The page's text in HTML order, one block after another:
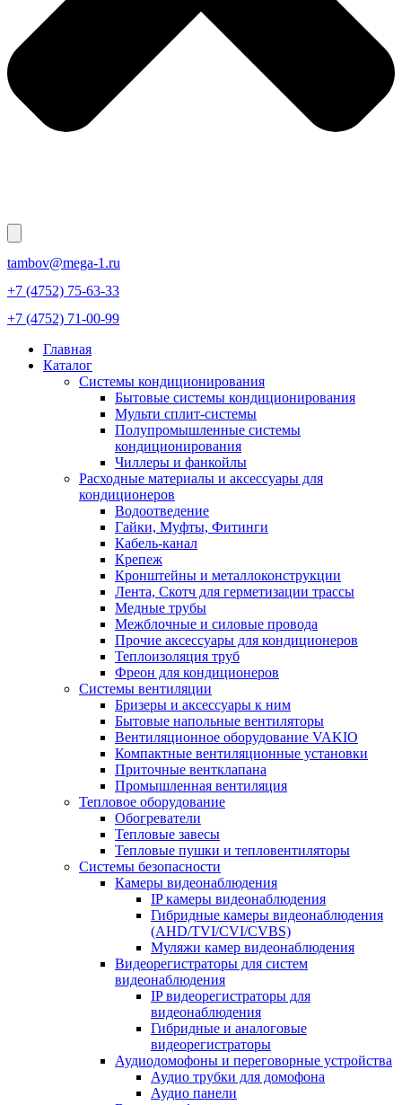
tambov@mega-1.ru
+7 (4752) 75-63-33
+7 (4752) 71-00-99
Главная
Каталог
Системы кондиционирования
Бытовые системы кондиционирования
Мульти сплит-системы
Полупромышленные системы
кондиционирования
Чиллеры и фанкойлы
Расходные материалы и аксессуары для
кондиционеров
Водоотведение
Гайки, Муфты, Фитинги
Кабель-канал
Крепеж
Кронштейны и металлоконструкции
Лента, Скотч для герметизации трассы
Медные трубы
Межблочные и силовые провода
Прочие аксессуары для кондиционеров
Теплоизоляция труб
Фреон для кондиционеров
Системы вентиляции
Бризеры и аксессуары к ним
Бытовые напольные вентиляторы
Вентиляционное оборудование VAKIO
Компактные вентиляционные установки
Приточные вентклапана
Промышленная вентиляция
Тепловое оборудование
Обогреватели
Тепловые завесы
Тепловые пушки и тепловентиляторы
Системы безопасности
Камеры видеонаблюдения
IP камеры видеонаблюдения
Гибридные камеры видеонаблюдения
(AHD/TVI/CVI/CVBS)
Муляжи камер видеонаблюдения
Видеорегистраторы для систем
видеонаблюдения
IP видеорегистраторы для
видеонаблюдения
Гибридные и аналоговые
видеорегистраторы
Аудиодомофоны и переговорные устройства
Аудио трубки для домофона
Аудио панели